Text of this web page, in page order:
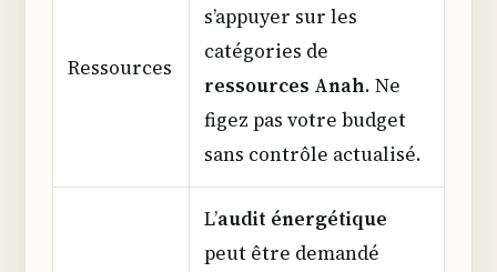
Ressources
s’appuyer sur les
catégories de
ressources Anah. Ne
figez pas votre budget
sans contrôle actualisé.
L’audit énergétique
peut être demandé